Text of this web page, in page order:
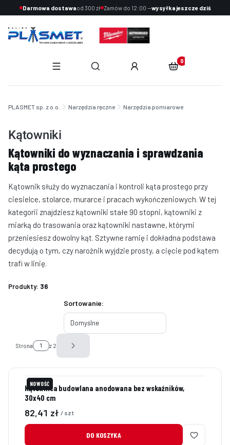
Darmowa dostawaod 300 zł Zamów do 12:00 —wysyłka jeszcze dziś
Otwórz wyszukiwarkę
Produkty w
PLASMET sp. z o.o. Narzędzia ręczne Narzędzia pomiarowe
Kątowniki
Kątowniki do wyznaczania i sprawdzania
kąta prostego
Kątownik służy do wyznaczania i kontroli kąta prostego przy
ciesielce, stolarce, murarce i pracach wykończeniowych. W tej
kategorii znajdziesz kątowniki stałe 90 stopni, kątowniki z
miarką do trasowania oraz kątowniki nastawne, którymi
przeniesiesz dowolny kąt. Sztywne ramię i dokładna podstawa
decydują o tym, czy narożnik wyjdzie prosty, a cięcie pod kątem
trafi w linię.
Produkty: 36
Lista produktówSortowanie:
Domyślne
Strona z 2 Następne produkty
NOWOŚĆ
Kątownica budowlana anodowana bez wskaźników,
30x40 cm
Cena
82,41 zł / szt
DO KOSZYKA